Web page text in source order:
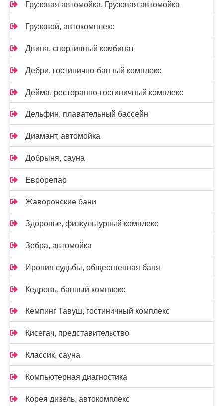
Грузовая автомойка, Грузовая автомойка
Грузовой, автокомплекс
Двина, спортивный комбинат
Дебри, гостинично-банный комплекс
Дейма, ресторанно-гостиничный комплекс
Дельфин, плавательный бассейн
Диамант, автомойка
Добрыня, сауна
Еврорепар
Жаворонские бани
Здоровье, физкультурный комплекс
Зебра, автомойка
Ирония судьбы, общественная баня
Кедровъ, банный комплекс
Кемпинг Тавуш, гостиничный комплекс
Кисегач, представительство
Классик, сауна
Компьютерная диагностика
Корея дизель, автокомплекс